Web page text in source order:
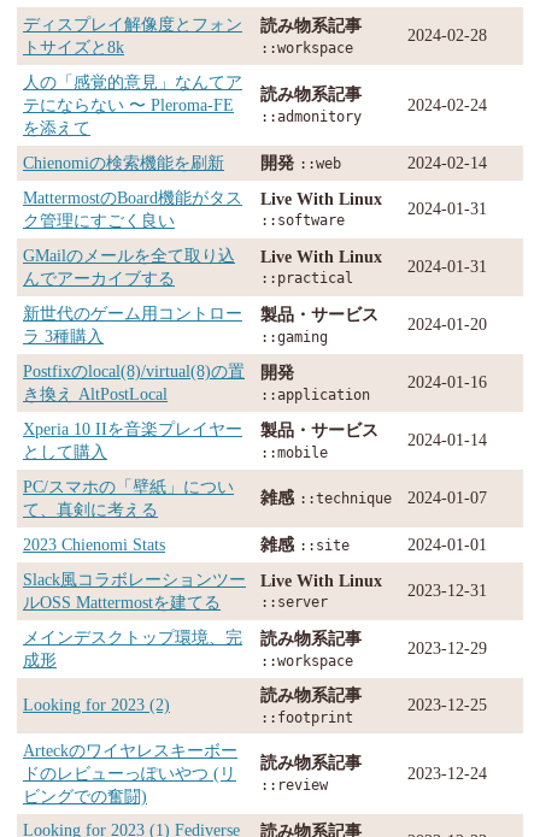
ディスプレイ解像度とフォン
トサイズと8k
読み物系記事
::workspace
2024-02-28
人の「感覚的意見」なんてア
テにならない 〜 Pleroma-FE
を添えて
読み物系記事
::admonitory
2024-02-24
Chienomiの検索機能を刷新 開発 ::web
2024-02-14
MattermostのBoard機能がタス
ク管理にすごく良い
Live With Linux
::software
2024-01-31
GMailのメールを全て取り込
んでアーカイブする
Live With Linux
::practical
2024-01-31
新世代のゲーム用コントロー
ラ 3種購入
製品・サービス
::gaming
2024-01-20
Postfixのlocal(8)/virtual(8)の置
き換え AltPostLocal
開発
::application
2024-01-16
Xperia 10 IIを音楽プレイヤー
として購入
製品・サービス
::mobile
2024-01-14
PC/スマホの「壁紙」につい
て、真剣に考える
雑感 ::technique 2024-01-07
2023 Chienomi Stats 雑感 ::site
2024-01-01
Slack風コラボレーションツー
ルOSS Mattermostを建てる
Live With Linux
::server
2023-12-31
メインデスクトップ環境、完
成形
読み物系記事
::workspace
2023-12-29
Looking for 2023 (2) 読み物系記事
::footprint
2023-12-25
Arteckのワイヤレスキーボー
ドのレビューっぽいやつ (リ
ビングでの奮闘)
読み物系記事
::review
2023-12-24
Looking for 2023 (1) Fediverse
読み物系記事